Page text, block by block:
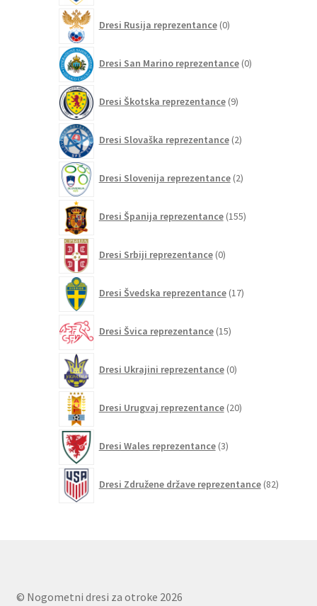
Dresi Rusija reprezentance 0izdelkov
Dresi San Marino reprezentance 0izdelkov
Dresi Škotska reprezentance 9izdelkov
Dresi Slovaška reprezentance 2izdelka
Dresi Slovenija reprezentance 2izdelka
Dresi Španija reprezentance 155izdelkov
Dresi Srbiji reprezentance 0izdelkov
Dresi Švedska reprezentance 17izdelkov
Dresi Švica reprezentance 15izdelkov
Dresi Ukrajini reprezentance 0izdelkov
Dresi Urugvaj reprezentance 20izdelkov
Dresi Wales reprezentance 3izdelki
Dresi Združene države reprezentance 82izdelkov
© Nogometni dresi za otroke 2026